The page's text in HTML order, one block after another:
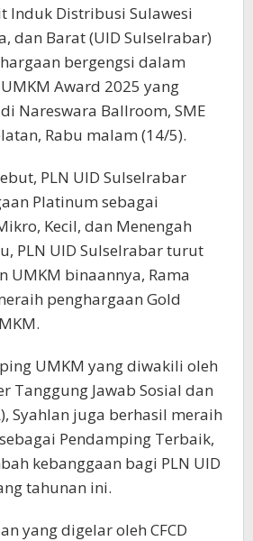
Induk Distribusi Sulawesi
dan Barat (UID Sulselrabar)
bergengsi dalam
Award 2025 yang
Nareswara Ballroom, SME
Rabu malam (14/5).
PLN UID Sulselrabar
Platinum sebagai
Kecil, dan Menengah
PLN UID Sulselrabar turut
UMKM binaannya, Rama
penghargaan Gold
UMKM yang diwakili oleh
Tanggung Jawab Sosial dan
Syahlan juga berhasil meraih
Pendamping Terbaik,
kebanggaan bagi PLN UID
tahunan ini.
yang digelar oleh CFCD